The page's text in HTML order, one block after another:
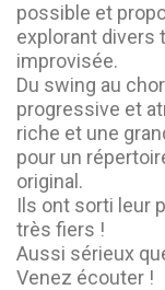
possible et
explorant divers
improvisée.
Du swing au
progressive et
riche et une
pour un
original.
Ils ont sorti leur
très fiers !
Aussi sérieux
Venez écouter !